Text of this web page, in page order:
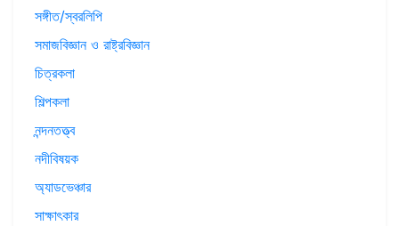
সঙ্গীত/স্বরলিপি
সমাজবিজ্ঞান ও রাষ্ট্রবিজ্ঞান
চিত্রকলা
শিল্পকলা
নন্দনতত্ত্ব
নদীবিষয়ক
অ্যাডভেঞ্চার
সাক্ষাৎকার